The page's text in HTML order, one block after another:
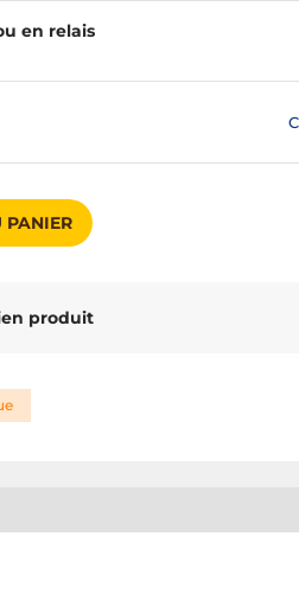
PANIER
en relais
produit